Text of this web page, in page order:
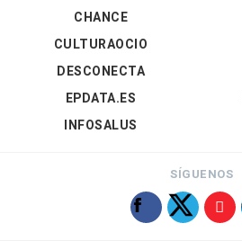
CHANCE
CULTURAOCIO
DESCONECTA
EPDATA.ES
INFOSALUS
SÍGUENOS